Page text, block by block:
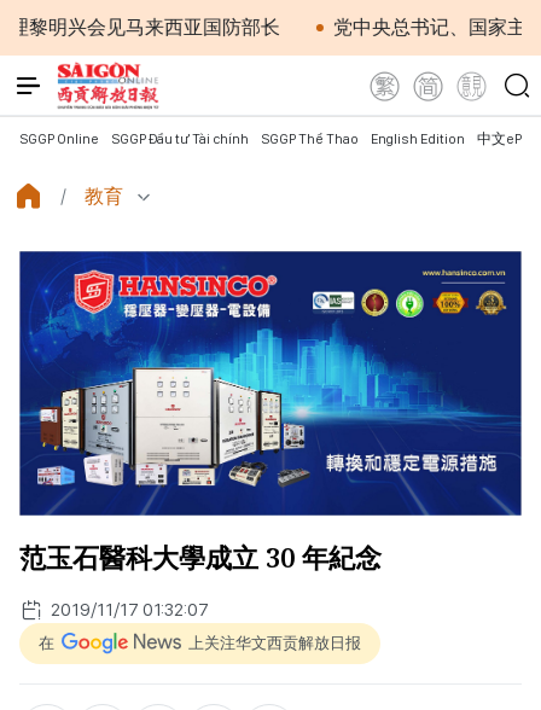
兴会见马来西亚国防部长 党中央总书记、国家主席苏
SGGP Online SGGP Đầu tư Tài chính SGGP Thể Thao English Edition 中文
教育
范玉石醫科大學成立 30 年紀念
2019/11/17 01:32:07
在 上关注华文西贡解放日报